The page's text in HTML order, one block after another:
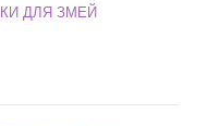
ДЛЯ ЗМЕЙ